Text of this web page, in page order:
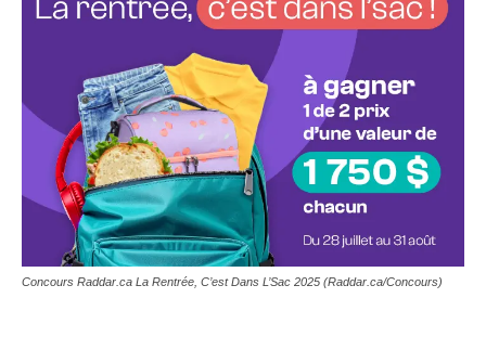
Concours Raddar.ca La Rentrée, C’est Dans L’Sac 2025 (Raddar.ca/Concours)